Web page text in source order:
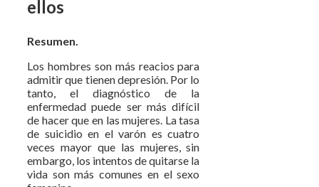
ellos
Resumen.
Los hombres son más reacios para
admitir que tienen depresión. Por lo
tanto, el diagnóstico de la
enfermedad puede ser más difícil
de hacer que en las mujeres. La tasa
de suicidio en el varón es cuatro
veces mayor que las mujeres, sin
embargo, los intentos de quitarse la
vida son más comunes en el sexo